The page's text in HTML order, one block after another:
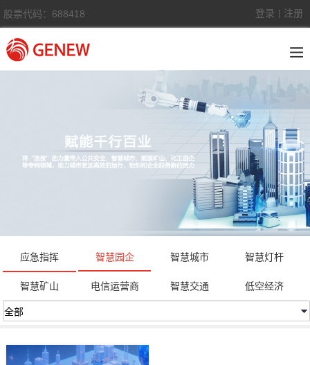
股票代码：688418 登录 注册
应急指挥 智慧园企 智慧城市 智慧灯杆
智慧矿山 电信运营商 智慧交通 低空经济
全部